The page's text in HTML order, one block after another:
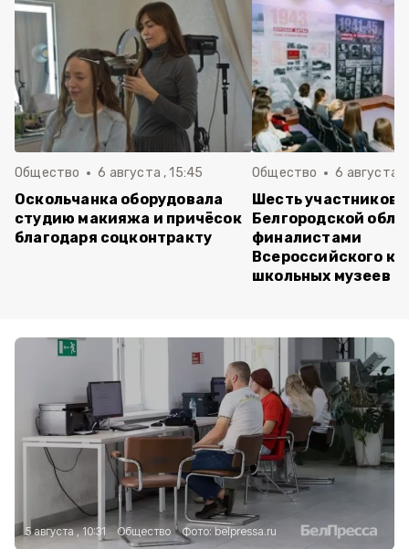
Общество 6 августа , 15:45
Оскольчанка оборудовала
студию макияжа и причёсок
благодаря соцконтракту
Общество 6 августа ,
Шесть участников
Белгородской
финалистами
Всероссийского
школьных музеев
5 августа , 10:31 Общество Фото:belpressa.ru